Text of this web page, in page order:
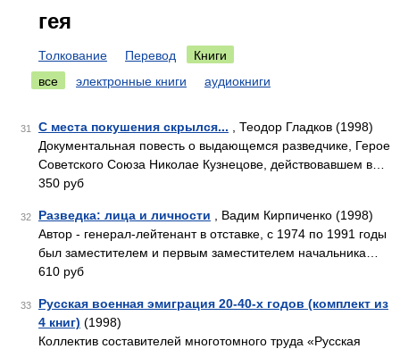
гея
Толкование Перевод
Книги
все
электронные книги аудиокниги
31 С места покушения скрылся... , Теодор Гладков (1998)
Документальная повесть о выдающемся разведчике, Герое
Советского Союза Николае Кузнецове, действовавшем в…
350 руб
32 Разведка: лица и личности , Вадим Кирпиченко (1998)
Автор - генерал-лейтенант в отставке, с 1974 по 1991 годы
был заместителем и первым заместителем начальника…
610 руб
33
Русская военная эмиграция 20-40-х годов (комплект из
4 книг) (1998)
Коллектив составителей многотомного труда «Русская